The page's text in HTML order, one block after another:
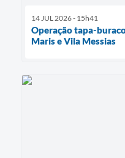
14 JUL 2026 - 15h41
Operação tapa-
Maris e Vila Messias